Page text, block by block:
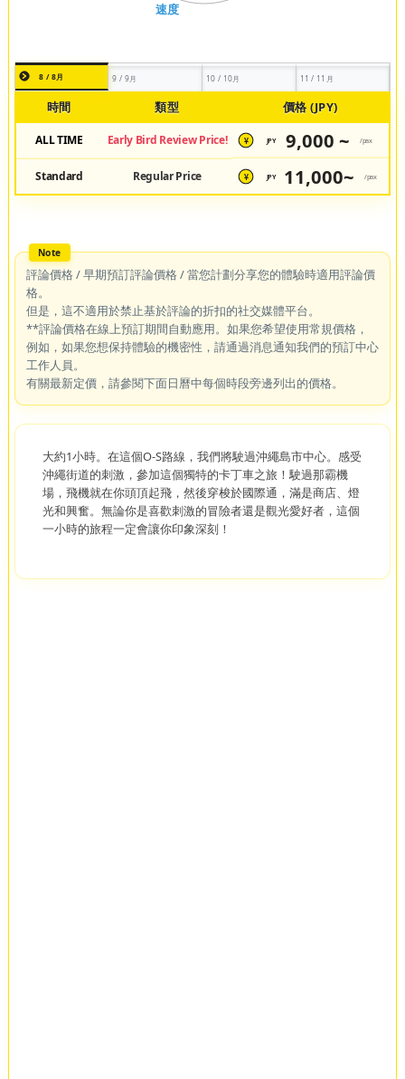
8 / 8月 9 / 9月 10 / 10月 11 / 11月
時間 類型 價格 (JPY)
ALL TIME Early Bird Review Price! ¥ JPY 9,000 ~ /pax
Standard Regular Price ¥ JPY 11,000~ /pax
評論價格 / 早期預訂評論價格 / 當您計劃分享您的體驗時適用評論價
格。
但是，這不適用於禁止基於評論的折扣的社交媒體平台。
**評論價格在線上預訂期間自動應用。如果您希望使用常規價格，
例如，如果您想保持體驗的機密性，請通過消息通知我們的預訂中心
工作人員。
有關最新定價，請參閱下面日曆中每個時段旁邊列出的價格。
大約1小時。在這個O-S路線，我們將駛過沖繩島市中心。感受
沖繩街道的刺激，參加這個獨特的卡丁車之旅！駛過那霸機
場，飛機就在你頭頂起飛，然後穿梭於國際通，滿是商店、燈
光和興奮。無論你是喜歡刺激的冒險者還是觀光愛好者，這個
一小時的旅程一定會讓你印象深刻！